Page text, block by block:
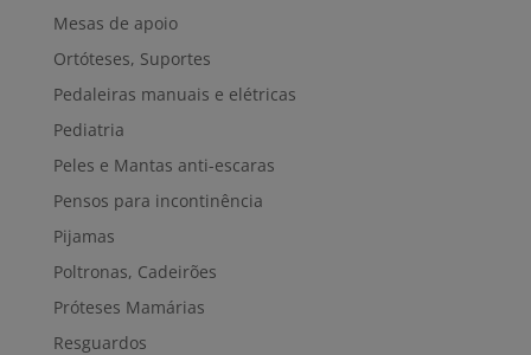
Mesas de apoio
Ortóteses, Suportes
Pedaleiras manuais e elétricas
Pediatria
Peles e Mantas anti-escaras
Pensos para incontinência
Pijamas
Poltronas, Cadeirões
Próteses Mamárias
Resguardos